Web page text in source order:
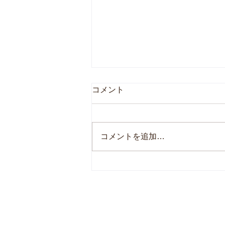
新しいデザインのマグ
コメント
コメントを追加…